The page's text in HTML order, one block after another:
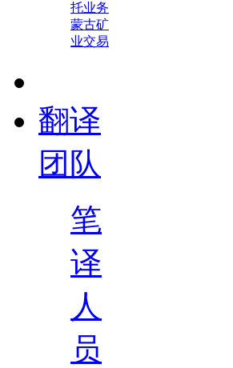
托业务
蒙古矿
业交易
翻译
团队
笔
译
人
员